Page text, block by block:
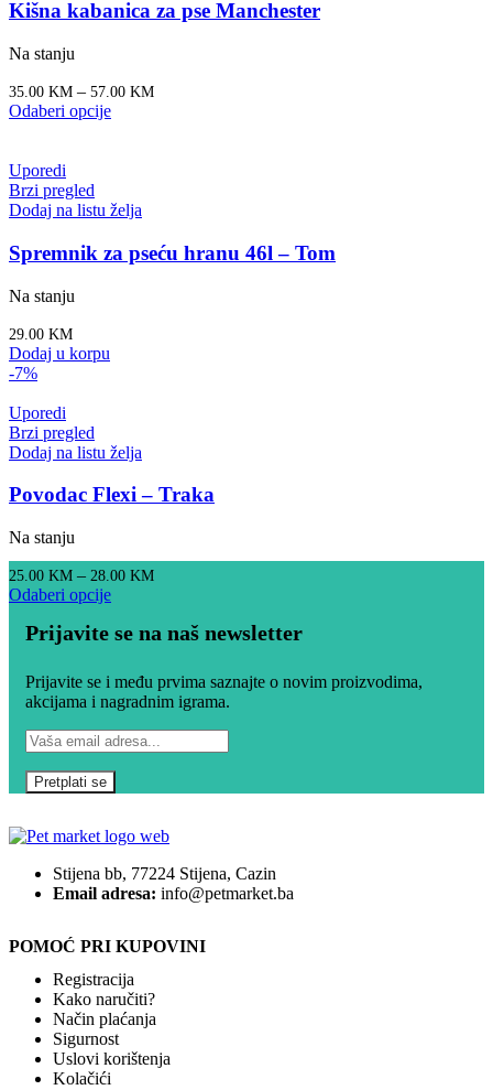
Kišna kabanica za pse Manchester
Na stanju
35.00 KM – 57.00 KM
Odaberi opcije
Uporedi
Brzi pregled
Dodaj na listu želja
Spremnik za pseću hranu 46l – Tom
Na stanju
29.00 KM
Dodaj u korpu
-7%
Uporedi
Brzi pregled
Dodaj na listu želja
Povodac Flexi – Traka
Na stanju
25.00 KM – 28.00 KM
Odaberi opcije
Prijavite se na naš newsletter
Prijavite se i među prvima saznajte o novim proizvodima,
akcijama i nagradnim igrama.
Stijena bb, 77224 Stijena, Cazin
Email adresa: info@petmarket.ba
POMOĆ PRI KUPOVINI
Registracija
Kako naručiti?
Način plaćanja
Sigurnost
Uslovi korištenja
Kolačići